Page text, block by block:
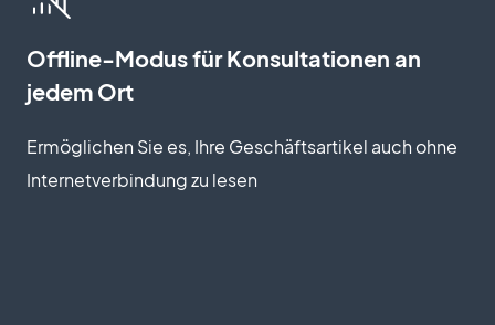
Offline-Modus für Konsultationen an
jedem Ort
Ermöglichen Sie es, Ihre Geschäftsartikel auch ohne
Internetverbindung zu lesen